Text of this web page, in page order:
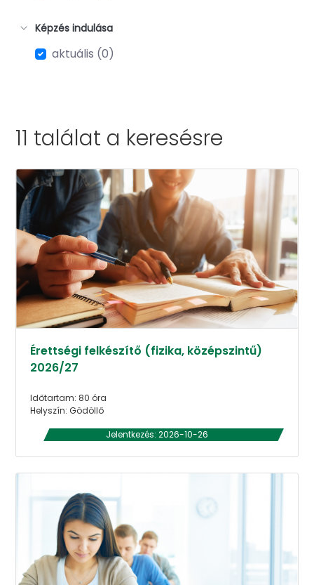
Képzés indulása
aktuális (0)
11 találat a keresésre
Érettségi felkészítő (fizika, középszintű)
2026/27
Időtartam: 80 óra
Helyszín: Gödöllő
Jelentkezés: 2026-10-26